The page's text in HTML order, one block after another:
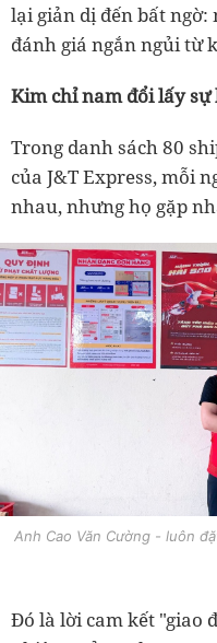
lại giản dị đến bất
đánh giá ngắn ngủi từ
Kim chỉ nam đổi lấy
Trong danh sách 80
của J&T Express, mỗi
nhau, nhưng họ gặp
Anh Cao Văn Cường - luôn
Đó là lời cam kết "giao